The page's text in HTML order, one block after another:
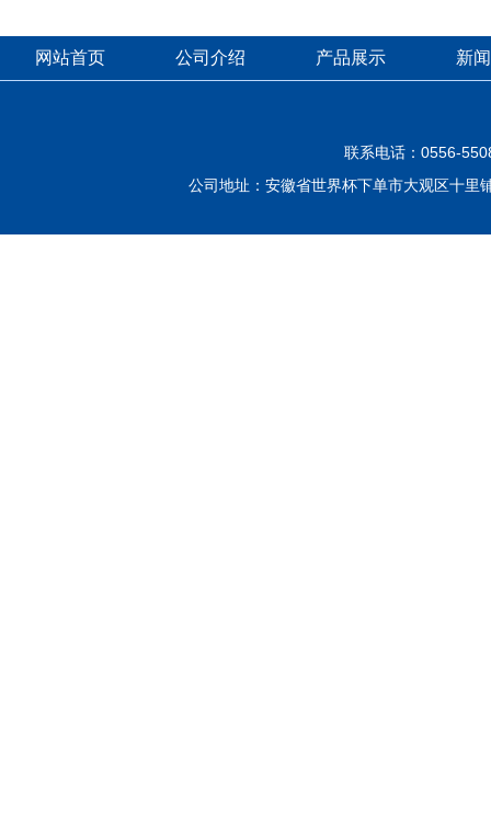
网站首页 公司介绍 产品展示 新
联系电话：0556-
公司地址：安徽省世界杯下单市大观区十